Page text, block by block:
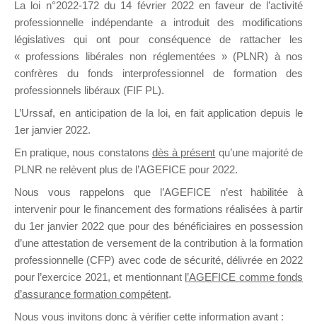
DE
il y a 15 heures
formation. Il accueille également les Conseillers
La loi n°2022-172 du 14 février 2022 en faveur de l’activité
professionnelle indépendante a introduit des modifications
législatives qui ont pour conséquence de rattacher les
« professions libérales non réglementées » (PLNR) à nos
confrères du fonds interprofessionnel de formation des
professionnels libéraux (FIF PL).
L’Urssaf, en anticipation de la loi, en fait application depuis le
1er janvier 2022.
En pratique, nous constatons dès à présent qu’une majorité de
PLNR ne relèvent plus de l’AGEFICE pour 2022.
Nous vous rappelons que l’AGEFICE n’est habilitée à
intervenir pour le financement des formations réalisées à partir
du 1er janvier 2022 que pour des bénéficiaires en possession
d’une attestation de versement de la contribution à la formation
professionnelle (CFP) avec code de sécurité, délivrée en 2022
pour l’exercice 2021, et mentionnant l’AGEFICE comme fonds
d’assurance formation compétent.
Nous vous invitons donc à vérifier cette information avant :